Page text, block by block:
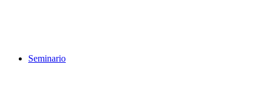
Seminario